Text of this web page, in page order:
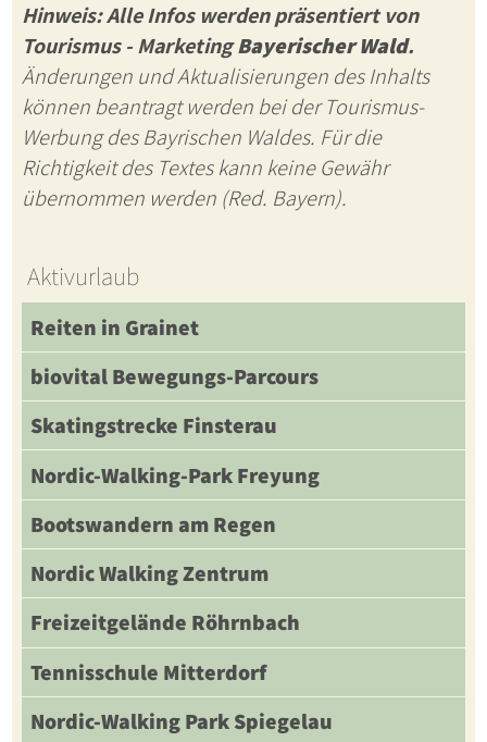
Hinweis: Alle Infos werden präsentiert von
Tourismus - MarketingBayerischer Wald.
Änderungen und Aktualisierungen des Inhalts
können beantragt werden bei der Tourismus-
Werbung des Bayrischen Waldes. Für die
Richtigkeit des Textes kann keine Gewähr
übernommen werden (Red. Bayern).
Aktivurlaub
Reiten in Grainet
biovital Bewegungs-Parcours
Skatingstrecke Finsterau
Nordic-Walking-Park Freyung
Bootswandern am Regen
Nordic Walking Zentrum
Freizeitgelände Röhrnbach
Tennisschule Mitterdorf
Nordic-Walking Park Spiegelau